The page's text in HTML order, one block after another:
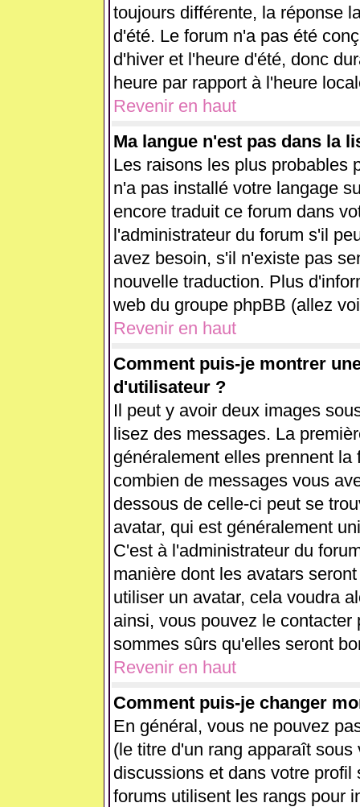
toujours différente, la réponse
d'été. Le forum n'a pas été
d'hiver et l'heure d'été, donc
heure par rapport à l'heure
Revenir en haut
Ma langue n'est pas dans la
Les raisons les plus probables
n'a pas installé votre langage
encore traduit ce forum dans
l'administrateur du forum s'il
avez besoin, s'il n'existe pas
nouvelle traduction. Plus
web du groupe phpBB (allez
Revenir en haut
Comment puis-je montrer
d'utilisateur ?
Il peut y avoir deux images
lisez des messages. La
généralement elles prennent
combien de messages vous
dessous de celle-ci peut se
avatar, qui est généralement
C'est à l'administrateur du
manière dont les avatars
utiliser un avatar, cela voudra
ainsi, vous pouvez le
sommes sûrs qu'elles seront
Revenir en haut
Comment puis-je changer
En général, vous ne pouvez
(le titre d'un rang apparaît
discussions et dans votre
forums utilisent les rangs pour